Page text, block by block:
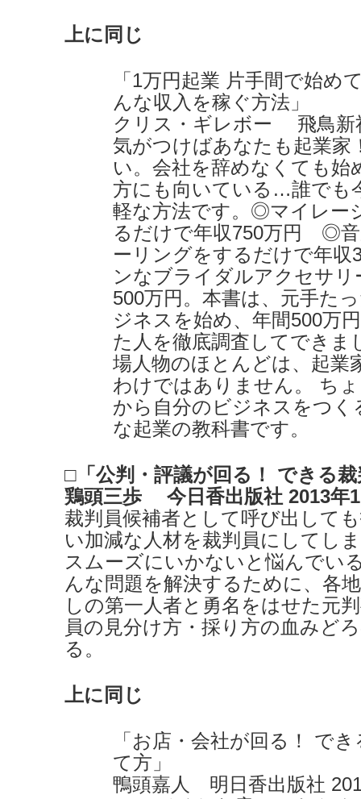
上に同じ
「1万円起業 片手間で始め
んな収入を稼ぐ方法」
クリス・ギレボー 飛鳥新
気がつけばあなたも起業家
い。会社を辞めなくても始
方にも向いている…誰でも
軽な方法です。◎マイレー
るだけで年収750万円 ◎
ーリングをするだけで年
ンなブライダルアクセサリ
500万円。本書は、元手た
ジネスを始め、年間500万
た人を徹底調査してできま
場人物のほとんどは、起業
わけではありません。 ち
から自分のビジネスをつく
な起業の教科書です。
□「公判・評議が回る！ できる
鶏頭三歩 今日香出版社 2013年
裁判員候補者として呼び出して
い加減な人材を裁判員にしてし
スムーズにいかないと悩んでい
んな問題を解決するために、各
しの第一人者と勇名をはせた元
員の見分け方・採り方の血みど
る。
上に同じ
「お店・会社が回る！ で
て方」
鴨頭嘉人 明日香出版社